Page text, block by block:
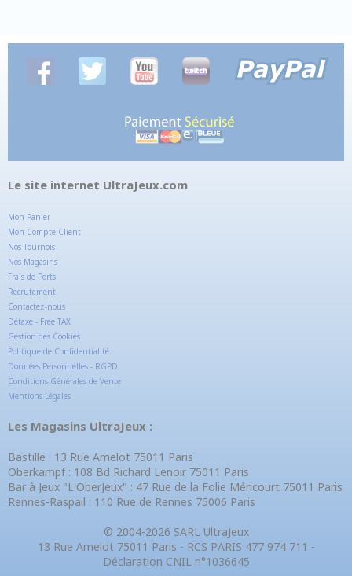
Le site internet UltraJeux.com
Mon Panier
Mon Compte Client
Nos Tournois
Nos Magasins
Frais de Ports
Recrutement
Contactez-nous
Détaxe - Free TAX
Gestion des Cookies
Politique de Confidentialité
Données Personnelles - RGPD
Conditions Générales de Vente
Mentions Légales
Les Magasins UltraJeux :
Bastille : 13 Rue Amelot 75011 Paris
Oberkampf : 108 Bd Richard Lenoir 75011 Paris
Bar à Jeux "L'OberJeux" : 47 Rue de la Folie Méricourt 75011 Paris
Rennes-Raspail : 110 Rue de Rennes 75006 Paris
© 2004-2026 SARL UltraJeux
13 Rue Amelot 75011 Paris - RCS PARIS 477 974 711 -
Déclaration CNIL n°1036645